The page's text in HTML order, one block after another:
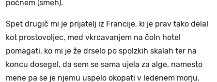
počnem (smeh).
Spet drugič mi je prijatelj iz Francije, ki je prav tako delal
kot prostovoljec, med vkrcavanjem na čoln hotel
pomagati, ko mi je že drselo po spolzkih skalah ter na
koncu dosegel, da sem se sama ujela za alge, namesto
mene pa se je njemu uspelo okopati v ledenem morju.